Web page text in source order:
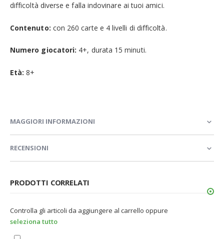
difficoltà diverse e falla indovinare ai tuoi amici.
Contenuto: con 260 carte e 4 livelli di difficoltà.
Numero giocatori: 4+, durata 15 minuti.
Età: 8+
MAGGIORI INFORMAZIONI
RECENSIONI
PRODOTTI CORRELATI
Controlla gli articoli da aggiungere al carrello oppure
seleziona tutto